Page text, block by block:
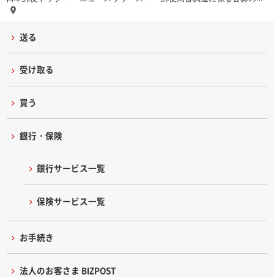
送る
受け取る
買う
銀行・保険
銀行サービス一覧
保険サービス一覧
お手続き
法人のお客さま BIZPOST